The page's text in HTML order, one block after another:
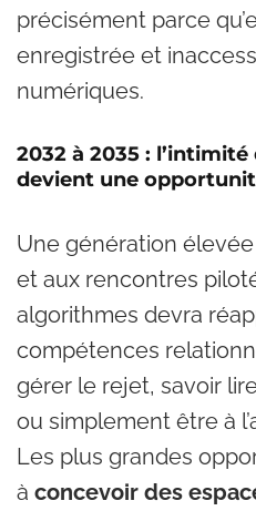
précisément parce
enregistrée et
numériques.
2032 à 2035 : l’intimité
devient une
Une génération
et aux rencontres
algorithmes devra
compétences
gérer le rejet, savoir
ou simplement être à
Les plus grandes
à concevoir des